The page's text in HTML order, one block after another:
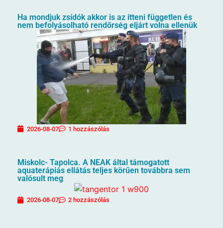
Ha mondjuk zsídók akkor is az itteni független és
nem befolyásolható rendőrség eljárt volna ellenük
2026-08-07 1 hozzászólás
Miskolc- Tapolca. A NEAK által támogatott
aquaterápiás ellátás teljes körűen továbbra sem
valósult meg
2026-08-07 2 hozzászólás